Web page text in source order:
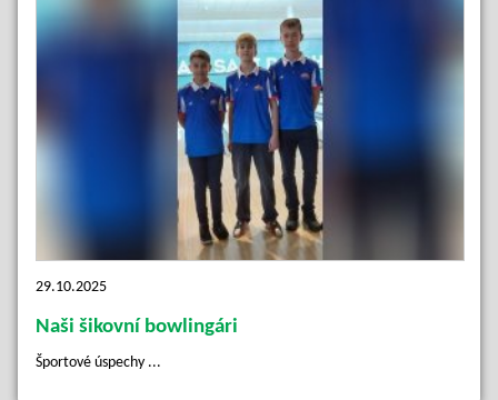
29.10.2025
Naši šikovní bowlingári
Športové úspechy ...